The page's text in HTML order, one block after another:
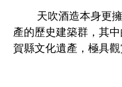
天吹酒造本身更擁
產的歷史建築群，其
賀縣文化遺產，極具觀